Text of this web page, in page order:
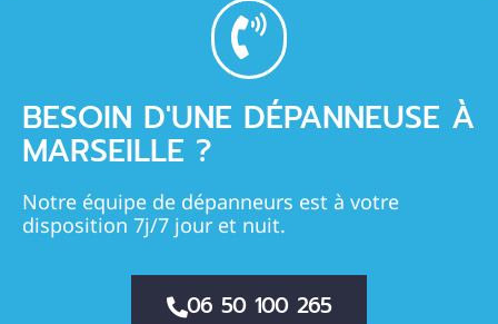
BESOIN D'UNE DÉPANNEUSE À
MARSEILLE ?
Notre équipe de dépanneurs est à votre
disposition 7j/7 jour et nuit.
06 50 100 265